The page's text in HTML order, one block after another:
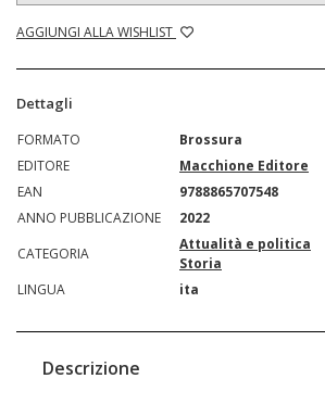
AGGIUNGI ALLA WISHLIST
Dettagli
FORMATO
Brossura
EDITORE
Macchione Editore
EAN
9788865707548
ANNO PUBBLICAZIONE
2022
CATEGORIA
Attualità e politica
Storia
LINGUA
ita
Descrizione